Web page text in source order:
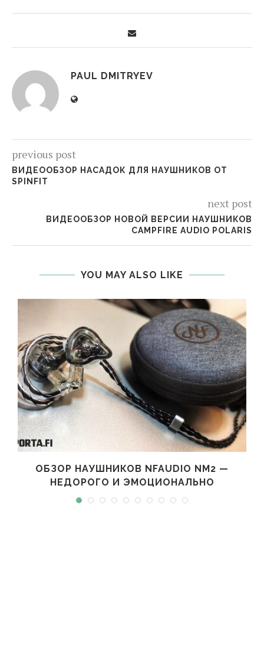
PAUL DMITRYEV
previous post
ВИДЕООБЗОР НАСАДОК ДЛЯ НАУШНИКОВ ОТ
SPINFIT
next post
ВИДЕООБЗОР НОВОЙ ВЕРСИИ НАУШНИКОВ
CAMPFIRE AUDIO POLARIS
YOU MAY ALSO LIKE
ОБЗОР НАУШНИКОВ NFAUDIO NM2 —
НЕДОРОГО И ЭМОЦИОНАЛЬНО